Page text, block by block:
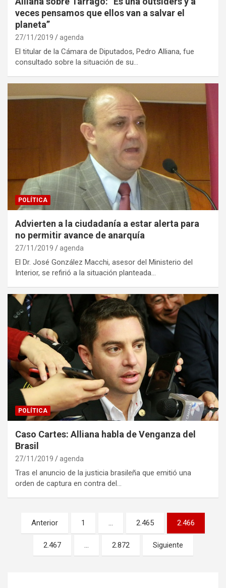
veces pensamos que ellos van a salvar el
planeta”
27/11/2019 agenda
El titular de la Cámara de Diputados, Pedro Alliana, fue
consultado sobre la situación de su…
POLÍTICA
Advierten a la ciudadanía a estar alerta para
no permitir avance de anarquía
27/11/2019 agenda
El Dr. José González Macchi, asesor del Ministerio del
Interior, se refirió a la situación planteada…
POLÍTICA
Caso Cartes: Alliana habla de Venganza del
Brasil
27/11/2019 agenda
Tras el anuncio de la justicia brasileña que emitió una
orden de captura en contra del…
Navegación
de
entradas
Anterior 1 … 2.465 2.466
2.467 … 2.872 Siguiente